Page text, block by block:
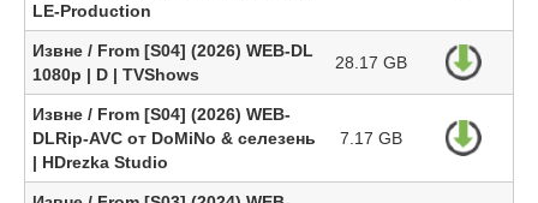
LE-Production
Извне / From [S04] (2026) WEB-DL
1080p | D | TVShows
28.17 GB
Извне / From [S04] (2026) WEB-
DLRip-AVC от DoMiNo & селезень
| HDrezka Studio
7.17 GB